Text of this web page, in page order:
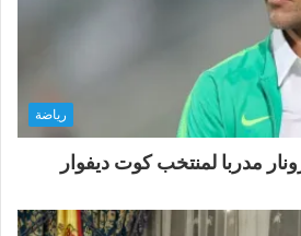
رياضة
مدربا لمنتخب كوت ديفوار